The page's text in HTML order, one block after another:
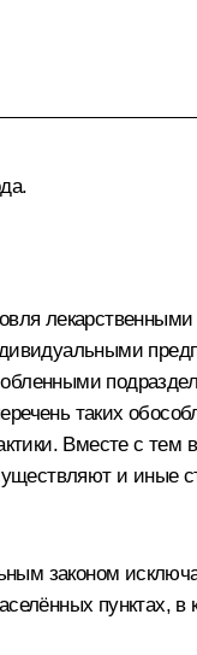
таких
Вместе с тем
и иные
законом
пунктах, в